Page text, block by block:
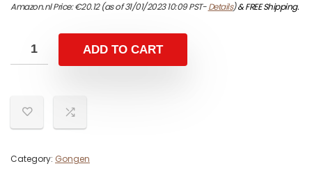
Amazon.nl Price:€20.12(as of 31/01/2023 10:09 PST-Details)&FREE Shipping.
ADD TO CART
Category: Gongen